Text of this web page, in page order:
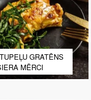
GRATĒNS
MĒRCI